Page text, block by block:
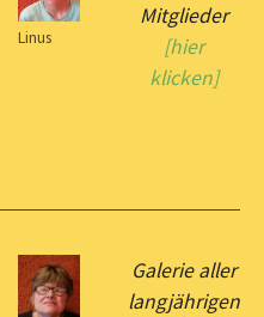
Linus
Mitglieder
[hier
klicken]
Galerie aller
langjährigen